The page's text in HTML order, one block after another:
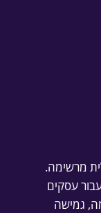
מרשימה.
עסקים
גמישה